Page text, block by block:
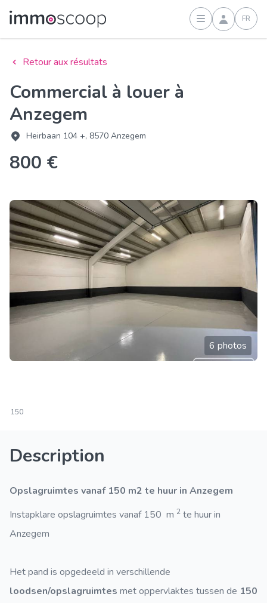
Connexion
FR
Retour aux résultats
Commercial à louer à
Anzegem
Heirbaan 104 +, 8570 Anzegem
800 €
6 photos
150
Description
Opslagruimtes vanaf 150 m2 te huur in Anzegem
Instapklare opslagruimtes vanaf 150 m 2 te huur in
Anzegem
Het pand is opgedeeld in verschillende
loodsen/opslagruimtes met oppervlaktes tussen de 150